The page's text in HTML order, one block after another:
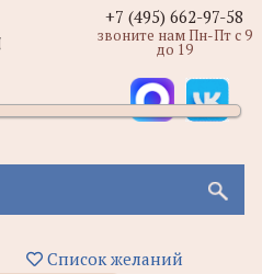
Список желаний
+7 (495) 662-97-58
звоните нам Пн-Пт с 9
до 19